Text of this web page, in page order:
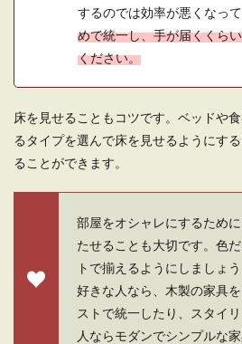
ト次第で住心地の
果とおしゃれ
一人暮らしの
ためのレイア
これから一人暮らし
するのでは効率が悪くなって
めで統一し、手が届くくら
ください。
床を見せることもコツです。ベッドや
るタイプを選んで床を見せるようにす
ることができます。
部屋をオシャレにするため
たせることも大切です。色
トで揃えるようにしましょ
好きな人なら、木製の家具
ストで統一したり、スタイ
人ならモダンでシンプルな家